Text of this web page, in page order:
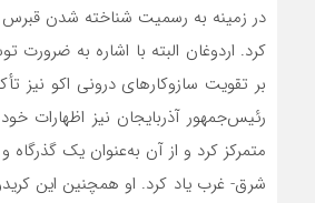
در زمینه به رسمیت شناخته شدن
کرد. اردوغان البته با اشاره به ضرورت
بر تقویت سازوکارهای درونی اکو نیز
رئیس‌جمهور آذربایجان نیز اظهارات خود
متمرکز کرد و از آن به‌عنوان یک گذرگاه
شرق- غرب یاد کرد. او همچنین این